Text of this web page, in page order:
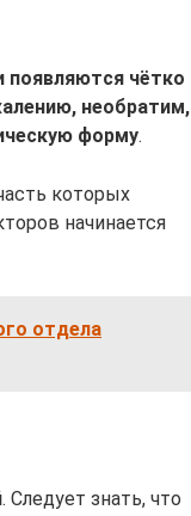
чётко
необратим,
форму.
которых
начинается
отдела
. Следует знать, что